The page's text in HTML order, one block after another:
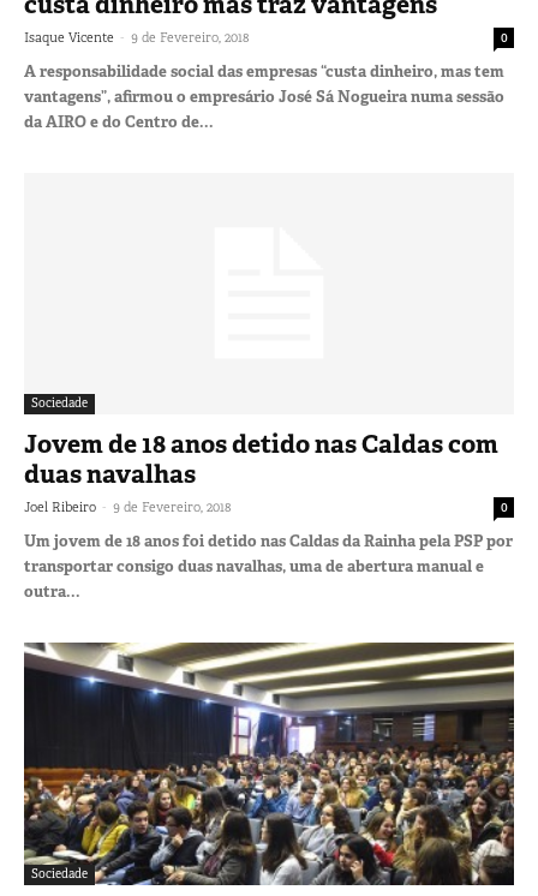
Isaque Vicente - 9 de Fevereiro, 2018 0
A responsabilidade social das empresas “custa dinheiro, mas tem
vantagens”, afirmou o empresário José Sá Nogueira numa sessão
da AIRO e do Centro de...
Sociedade
Jovem de 18 anos detido nas Caldas com
duas navalhas
Joel Ribeiro - 9 de Fevereiro, 2018 0
Um jovem de 18 anos foi detido nas Caldas da Rainha pela PSP por
transportar consigo duas navalhas, uma de abertura manual e
outra...
Sociedade